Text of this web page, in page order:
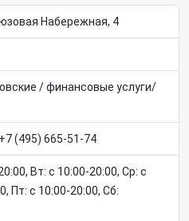
Набережная, 4
/ финансовые услуги/
(495) 665-51-74
Вт: c 10:00-20:00, Ср: c
Пт: c 10:00-20:00, Сб: